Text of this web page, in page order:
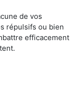
de vos
répulsifs ou bien
efficacement